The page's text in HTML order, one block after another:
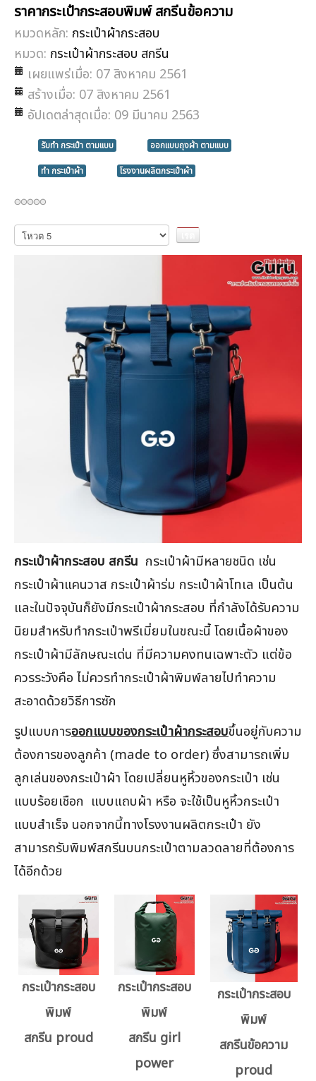
ราคากระเป๋ากระสอบพิมพ์ สกรีนข้อความ
หมวดหลัก: กระเป๋าผ้ากระสอบ
หมวด: กระเป๋าผ้ากระสอบ สกรีน
เผยแพร่เมื่อ: 07 สิงหาคม 2561
สร้างเมื่อ: 07 สิงหาคม 2561
อัปเดตล่าสุดเมื่อ: 09 มีนาคม 2563
รับทำ กระเป๋า ตามแบบ
ออกแบบถุงผ้า ตามแบบ
ทำ กระเป๋าผ้า
โรงงานผลิตกระเป๋าผ้า
กรุณา
ให้
กระเป๋าผ้ากระสอบ สกรีน กระเป๋าผ้ามีหลายชนิด เช่น
กระเป๋าผ้าแคนวาส กระเป๋าผ้าร่ม กระเป๋าผ้าโทเล เป็นต้น
และในปัจจุบันก็ยังมีกระเป๋าผ้ากระสอบ ที่กำลังได้รับความ
นิยมสำหรับทำกระเป๋าพรีเมี่ยมในขณะนี้ โดยเนื้อผ้าของ
กระเป๋าผ้ามีลักษณะเด่น ที่มีความคงทนเฉพาะตัว แต่ข้อ
ควรระวังคือ ไม่ควรทำกระเป๋าผ้าพิมพ์ลายไปทำความ
สะอาดด้วยวิธีการซัก
รูปแบบการออกแบบของกระเป๋าผ้ากระสอบขึ้นอยู่กับความ
ต้องการของลูกค้า (made to order) ซึ่งสามารถเพิ่ม
ลูกเล่นของกระเป๋าผ้า โดยเปลี่ยนหูหิ้วของกระเป๋า เช่น
แบบร้อยเชือก แบบแถบผ้า หรือ จะใช้เป็นหูหิ้วกระเป๋า
แบบสำเร็จ นอกจากนี้ทางโรงงานผลิตกระเป๋า ยัง
สามารถรับพิมพ์สกรีนบนกระเป๋าตามลวดลายที่ต้องการ
ได้อีกด้วย
กระเป๋ากระสอบ
พิมพ์
สกรีน proud
กระเป๋ากระสอบ
พิมพ์
สกรีน girl
power
กระเป๋ากระสอบ
พิมพ์
สกรีนข้อความ
proud